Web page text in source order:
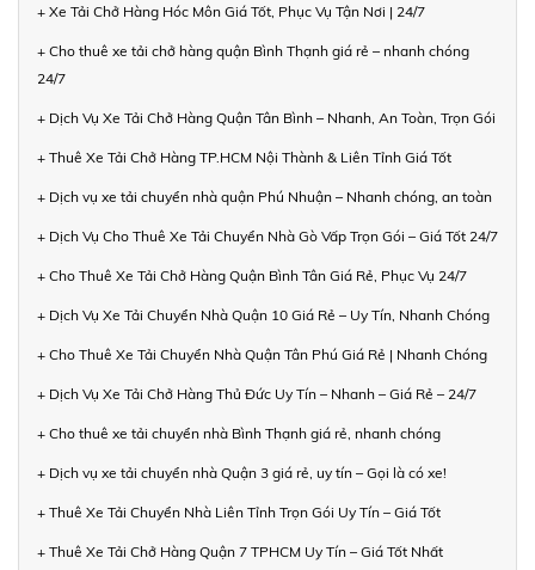
+ Xe Tải Chở Hàng Hóc Môn Giá Tốt, Phục Vụ Tận Nơi | 24/7
+ Cho thuê xe tải chở hàng quận Bình Thạnh giá rẻ – nhanh chóng
24/7
+ Dịch Vụ Xe Tải Chở Hàng Quận Tân Bình – Nhanh, An Toàn, Trọn Gói
+ Thuê Xe Tải Chở Hàng TP.HCM Nội Thành & Liên Tỉnh Giá Tốt
+ Dịch vụ xe tải chuyển nhà quận Phú Nhuận – Nhanh chóng, an toàn
+ Dịch Vụ Cho Thuê Xe Tải Chuyển Nhà Gò Vấp Trọn Gói – Giá Tốt 24/7
+ Cho Thuê Xe Tải Chở Hàng Quận Bình Tân Giá Rẻ, Phục Vụ 24/7
+ Dịch Vụ Xe Tải Chuyển Nhà Quận 10 Giá Rẻ – Uy Tín, Nhanh Chóng
+ Cho Thuê Xe Tải Chuyển Nhà Quận Tân Phú Giá Rẻ | Nhanh Chóng
+ Dịch Vụ Xe Tải Chở Hàng Thủ Đức Uy Tín – Nhanh – Giá Rẻ – 24/7
+ Cho thuê xe tải chuyển nhà Bình Thạnh giá rẻ, nhanh chóng
+ Dịch vụ xe tải chuyển nhà Quận 3 giá rẻ, uy tín – Gọi là có xe!
+ Thuê Xe Tải Chuyển Nhà Liên Tỉnh Trọn Gói Uy Tín – Giá Tốt
+ Thuê Xe Tải Chở Hàng Quận 7 TPHCM Uy Tín – Giá Tốt Nhất